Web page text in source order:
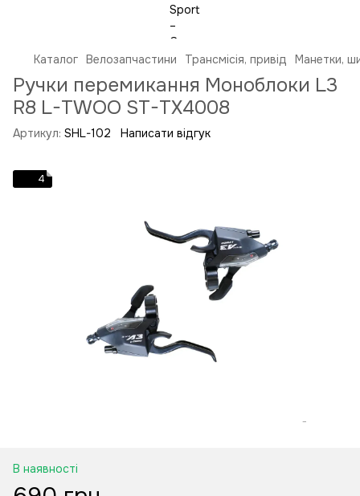
Каталог Велозапчастини Трансмісія, привід Манетки,
Ручки перемикання Моноблоки L3
R8 L-TWOO ST-TX4008
Артикул: SHL-102 Написати відгук
4
В наявності